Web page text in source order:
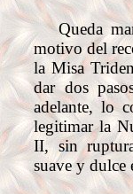
Queda
motivo del
la Misa
dar dos
adelante, lo
legitimar la
II, sin
suave y dulce